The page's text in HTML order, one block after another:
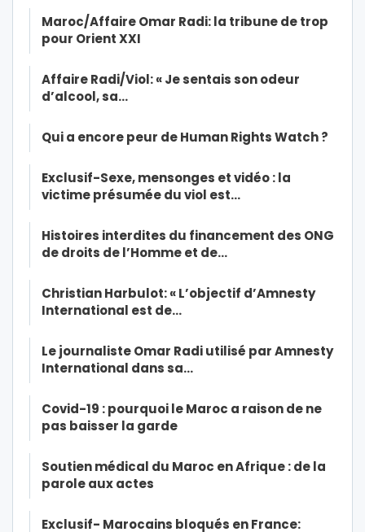
Maroc/Affaire Omar Radi: la tribune de trop
pour Orient XXI
Affaire Radi/Viol: « Je sentais son odeur
d’alcool, sa…
Qui a encore peur de Human Rights Watch ?
Exclusif-Sexe, mensonges et vidéo : la
victime présumée du viol est…
Histoires interdites du financement des ONG
de droits de l’Homme et de…
Christian Harbulot: « L’objectif d’Amnesty
International est de…
Le journaliste Omar Radi utilisé par Amnesty
International dans sa…
Covid-19 : pourquoi le Maroc a raison de ne
pas baisser la garde
Soutien médical du Maroc en Afrique : de la
parole aux actes
Exclusif- Marocains bloqués en France: